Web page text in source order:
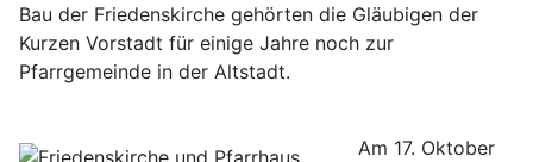
Bau der Friedenskirche gehörten die Gläubigen der
Kurzen Vorstadt für einige Jahre noch zur
Pfarrgemeinde in der Altstadt.
Am 17. Oktober